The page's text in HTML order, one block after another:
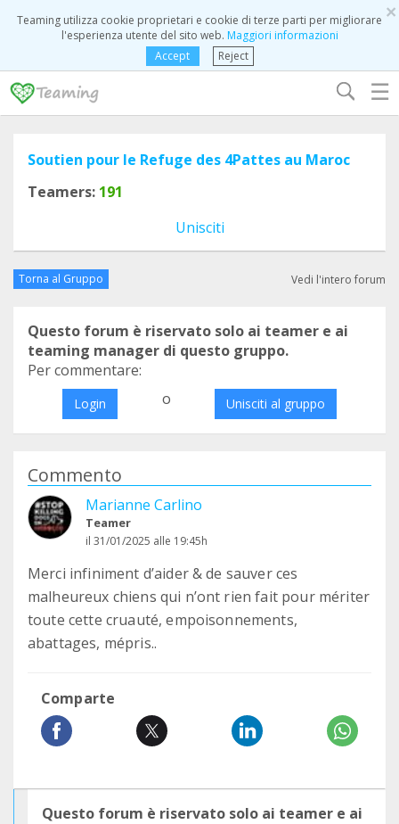
×
Teaming utilizza cookie proprietari e cookie di terze parti per migliorare
l'esperienza utente del sito web. Maggiori informazioni
Accept
Reject
☰
Soutien pour le Refuge des 4Pattes au Maroc
Teamers: 191
Unisciti
Torna al Gruppo Vedi l'intero forum
Questo forum è riservato solo ai teamer e ai
teaming manager di questo gruppo.
Per commentare:
Login o Unisciti al gruppo
Commento
Marianne Carlino
Teamer
il 31/01/2025 alle 19:45h
Merci infiniment d’aider & de sauver ces
malheureux chiens qui n’ont rien fait pour mériter
toute cette cruauté, empoisonnements,
abattages, mépris..
Comparte
Questo forum è riservato solo ai teamer e ai